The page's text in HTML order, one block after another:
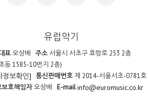
유럽악기
표오상배 주소 서울시 서초구 효령로 253 2층
동 1585-10번지 2층)
정보확인] 통신판매번호제 2014-서울서초-0781호
호책임자오상배 E-mail info@euromusic.co.kr